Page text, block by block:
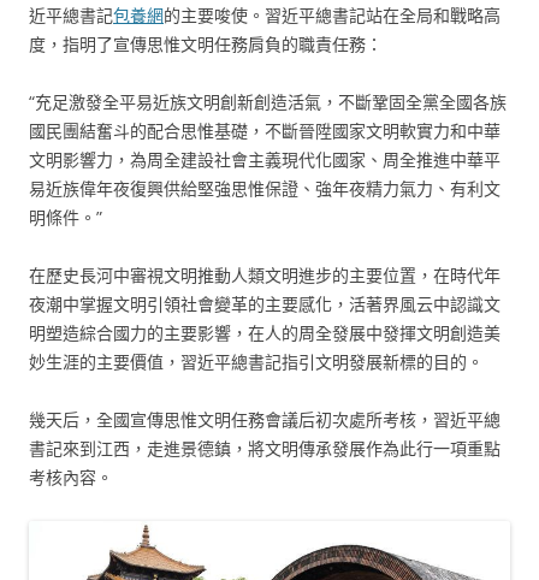
近平總書記包養網的主要唆使。習近平總書記站在全局和戰略高
度，指明了宣傳思惟文明任務肩負的職責任務：
“充足激發全平易近族文明創新創造活氣，不斷鞏固全黨全國各族
國民團結奮斗的配合思惟基礎，不斷晉陞國家文明軟實力和中華
文明影響力，為周全建設社會主義現代化國家、周全推進中華平
易近族偉年夜復興供給堅強思惟保證、強年夜精力氣力、有利文
明條件。”
在歷史長河中審視文明推動人類文明進步的主要位置，在時代年
夜潮中掌握文明引領社會變革的主要感化，活著界風云中認識文
明塑造綜合國力的主要影響，在人的周全發展中發揮文明創造美
妙生涯的主要價值，習近平總書記指引文明發展新標的目的。
幾天后，全國宣傳思惟文明任務會議后初次處所考核，習近平總
書記來到江西，走進景德鎮，將文明傳承發展作為此行一項重點
考核內容。